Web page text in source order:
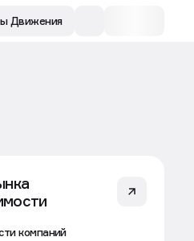
Движения
компаний